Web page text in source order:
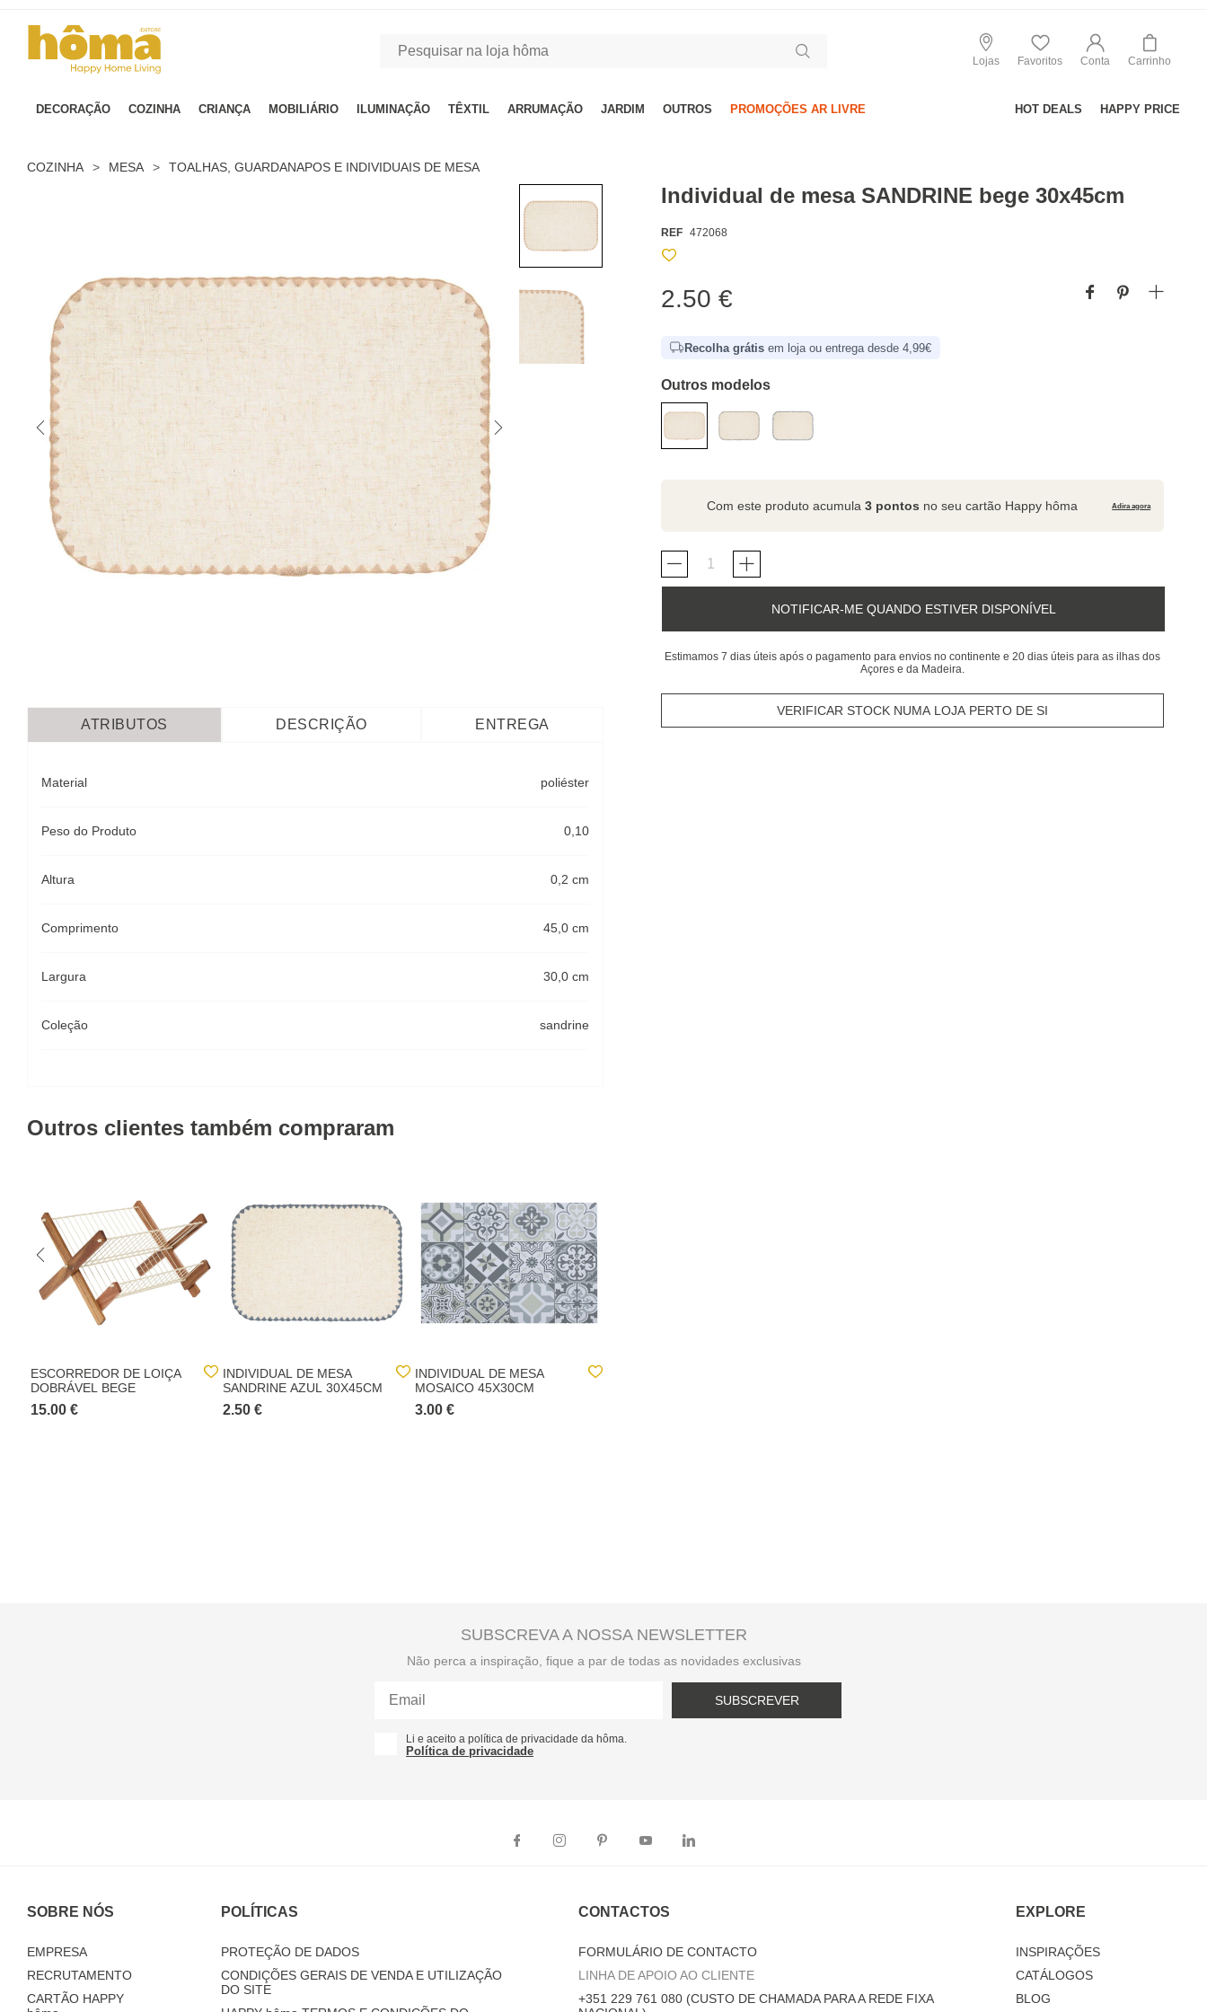
Lojas Favoritos Conta Carrinho
DECORAÇÃO COZINHA CRIANÇA MOBILIÁRIO ILUMINAÇÃO TÊXTIL ARRUMAÇÃO JARDIM OUTROS PROMOÇÕES AR LIVRE HOT DEALS HAPPY PRICE
COZINHA > MESA > TOALHAS, GUARDANAPOS E INDIVIDUAIS DE MESA
Individual de mesa SANDRINE bege 30x45cm
REF 472068
2.50 €
Recolha grátis em loja ou entrega desde 4,99€
Outros modelos
Com este produto acumula3 pontos no seu cartão Happy hôma Adira agora
NOTIFICAR-ME QUANDO ESTIVER DISPONÍVEL
Estimamos 7 dias úteis após o pagamento para envios no continente e 20 dias úteis para as ilhas dos
Açores e da Madeira.
VERIFICAR STOCK NUMA LOJA PERTO DE SI
ATRIBUTOS DESCRIÇÃO ENTREGA
Material poliéster
Peso do Produto 0,10
Altura 0,2 cm
Comprimento 45,0 cm
Largura 30,0 cm
Coleção sandrine
Outros clientes também compraram
ESCORREDOR DE LOIÇA
DOBRÁVEL BEGE
15.00 €
INDIVIDUAL DE MESA
SANDRINE AZUL 30X45CM
2.50 €
INDIVIDUAL DE MESA
MOSAICO 45X30CM
3.00 €
SUBSCREVA A NOSSA NEWSLETTER
Não perca a inspiração, fique a par de todas as novidades exclusivas
SUBSCREVER
Li e aceito a política de privacidade da hôma.
Política de privacidade
SOBRE NÓS
EMPRESA
RECRUTAMENTO
CARTÃO HAPPY
POLÍTICAS
PROTEÇÃO DE DADOS
CONDIÇÕES GERAIS DE VENDA E UTILIZAÇÃO
DO SITE
CONTACTOS
FORMULÁRIO DE CONTACTO
LINHA DE APOIO AO CLIENTE
+351 229 761 080 (CUSTO DE CHAMADA PARA A REDE FIXA
EXPLORE
INSPIRAÇÕES
CATÁLOGOS
BLOG